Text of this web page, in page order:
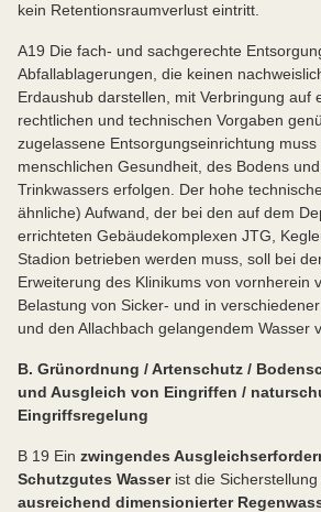
kein Retentionsraumverlust eintritt.
A19 Die fach- und sachgerechte
Abfallablagerungen, die keinen
Erdaushub darstellen, mit Verbringung auf
rechtlichen und technischen Vorgaben
zugelassene Entsorgungseinrichtung
menschlichen Gesundheit, des Bodens
Trinkwassers erfolgen. Der hohe
ähnliche) Aufwand, der bei den auf dem
errichteten Gebäudekomplexen JTG,
Stadion betrieben werden muss, soll bei
Erweiterung des Klinikums von vornherein
Belastung von Sicker- und in
und den Allachbach gelangendem Wasser
B. Grünordnung / Artenschutz /
und Ausgleich von Eingriffen /
Eingriffsregelung
B 19 Ein zwingendes
Schutzgutes Wasserist die Sicherstellung
ausreichend dimensionierter